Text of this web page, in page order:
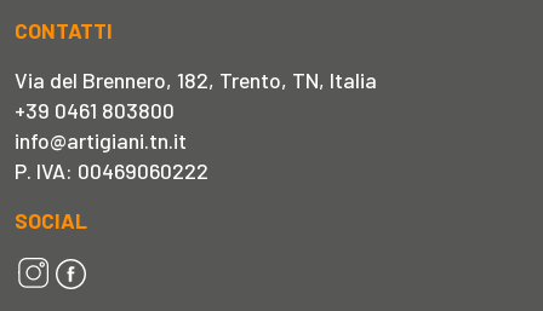
CONTATTI
Via del Brennero, 182, Trento, TN, Italia
+39 0461 803800
info@artigiani.tn.it
P. IVA: 00469060222
SOCIAL